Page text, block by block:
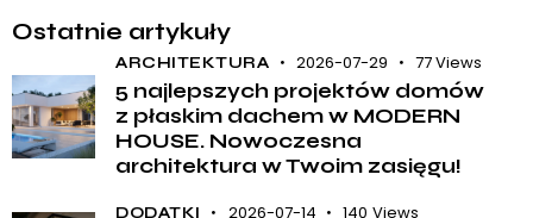
Ostatnie artykuły
ARCHITEKTURA 2026-07-29 77 Views
5 najlepszych projektów domów
z płaskim dachem w MODERN
HOUSE. Nowoczesna
architektura w Twoim zasięgu!
DODATKI 2026-07-14 140 Views